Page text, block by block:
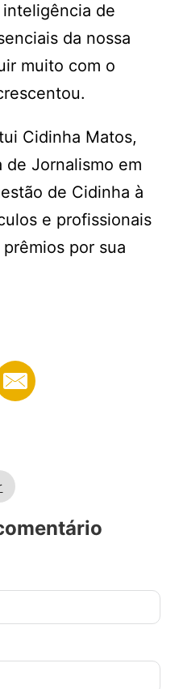
de
da nossa
muito com o
Cidinha Matos,
Jornalismo em
de Cidinha à
e profissionais
por sua